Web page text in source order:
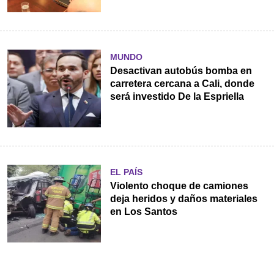
MUNDO
Desactivan autobús bomba en
carretera cercana a Cali, donde
será investido De la Espriella
EL PAÍS
Violento choque de camiones
deja heridos y daños materiales
en Los Santos